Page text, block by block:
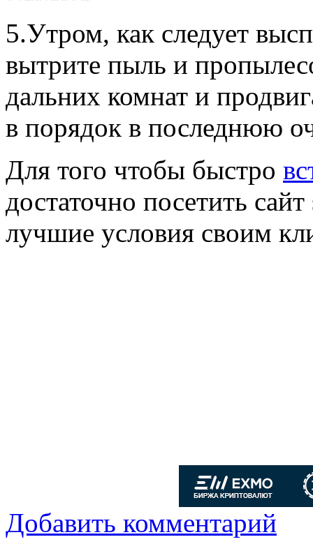
5.Утром, как следует
вытрите пыль и
дальних комнат и
в порядок в последнюю
Для того чтобы быстро
достаточно посетить
лучшие условия своим
Добавить комментарий